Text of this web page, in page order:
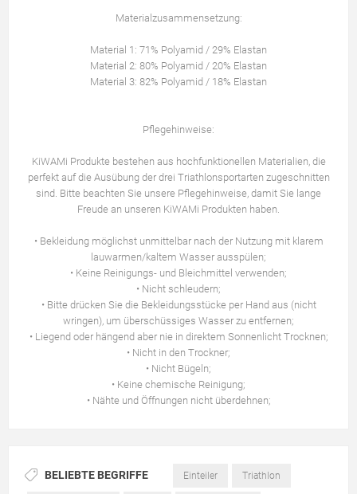
Materialzusammensetzung:
Material 1: 71% Polyamid / 29% Elastan
Material 2: 80% Polyamid / 20% Elastan
Material 3: 82% Polyamid / 18% Elastan
Pflegehinweise:
KiWAMi Produkte bestehen aus hochfunktionellen Materialien, die
perfekt auf die Ausübung der drei Triathlonsportarten zugeschnitten
sind. Bitte beachten Sie unsere Pflegehinweise, damit Sie lange
Freude an unseren KiWAMi Produkten haben.
• Bekleidung möglichst unmittelbar nach der Nutzung mit klarem
lauwarmen/kaltem Wasser ausspülen;
• Keine Reinigungs- und Bleichmittel verwenden;
• Nicht schleudern;
• Bitte drücken Sie die Bekleidungsstücke per Hand aus (nicht
wringen), um überschüssiges Wasser zu entfernen;
• Liegend oder hängend aber nie in direktem Sonnenlicht Trocknen;
• Nicht in den Trockner;
• Nicht Bügeln;
• Keine chemische Reinigung;
• Nähte und Öffnungen nicht überdehnen;
BELIEBTE BEGRIFFE Einteiler Triathlon